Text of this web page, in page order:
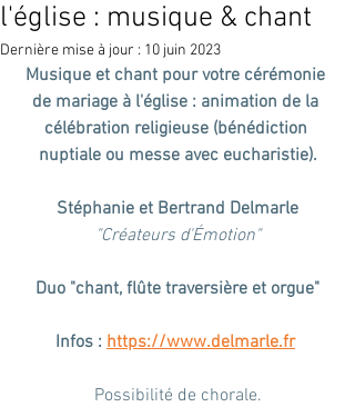
l'église : musique & chant
Dernière mise à jour : 10 juin 2023
Musique et chant pour votre cérémonie
de mariage à l'église : animation de la
célébration religieuse (bénédiction
nuptiale ou messe avec eucharistie).
Stéphanie et Bertrand Delmarle
"Créateurs d'Émotion"
Duo "chant, flûte traversière et orgue"
Infos : https://www.delmarle.fr
Possibilité de chorale.